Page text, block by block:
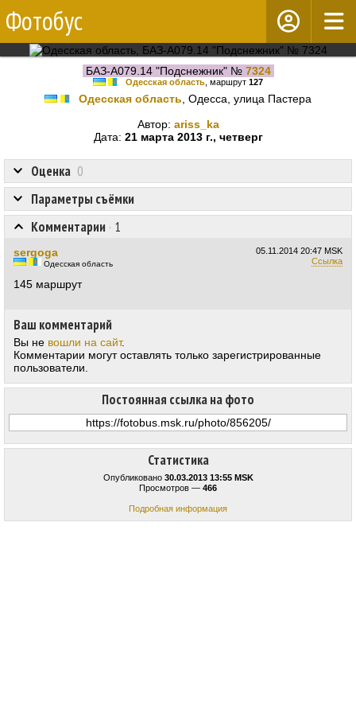
Фотобус
БАЗ-А079.14 "Подснежник" № 7324
Одесская область , маршрут 127
Одесская область , Одесса, улица Пастера
Автор: ariss_ka
Дата: 21 марта 2013 г., четверг
Статистика
Опубликовано 30.03.2013 13:55 MSK
Просмотров — 466
Подробная информация
Оценка 0
Постоянная ссылка на фото
Параметры съёмки
Комментарии · 1
05.11.2014 20:47 MSK
Ссылка
sergoga
Одесская область
145 маршрут
Ваш комментарий
Вы не вошли на сайт.
Комментарии могут оставлять только зарегистрированные
пользователи.